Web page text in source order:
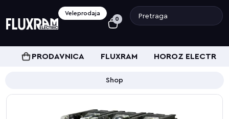
Veleprodaja
0
PRODAVNICA FLUXRAM HOROZ ELECTRIC
Shop